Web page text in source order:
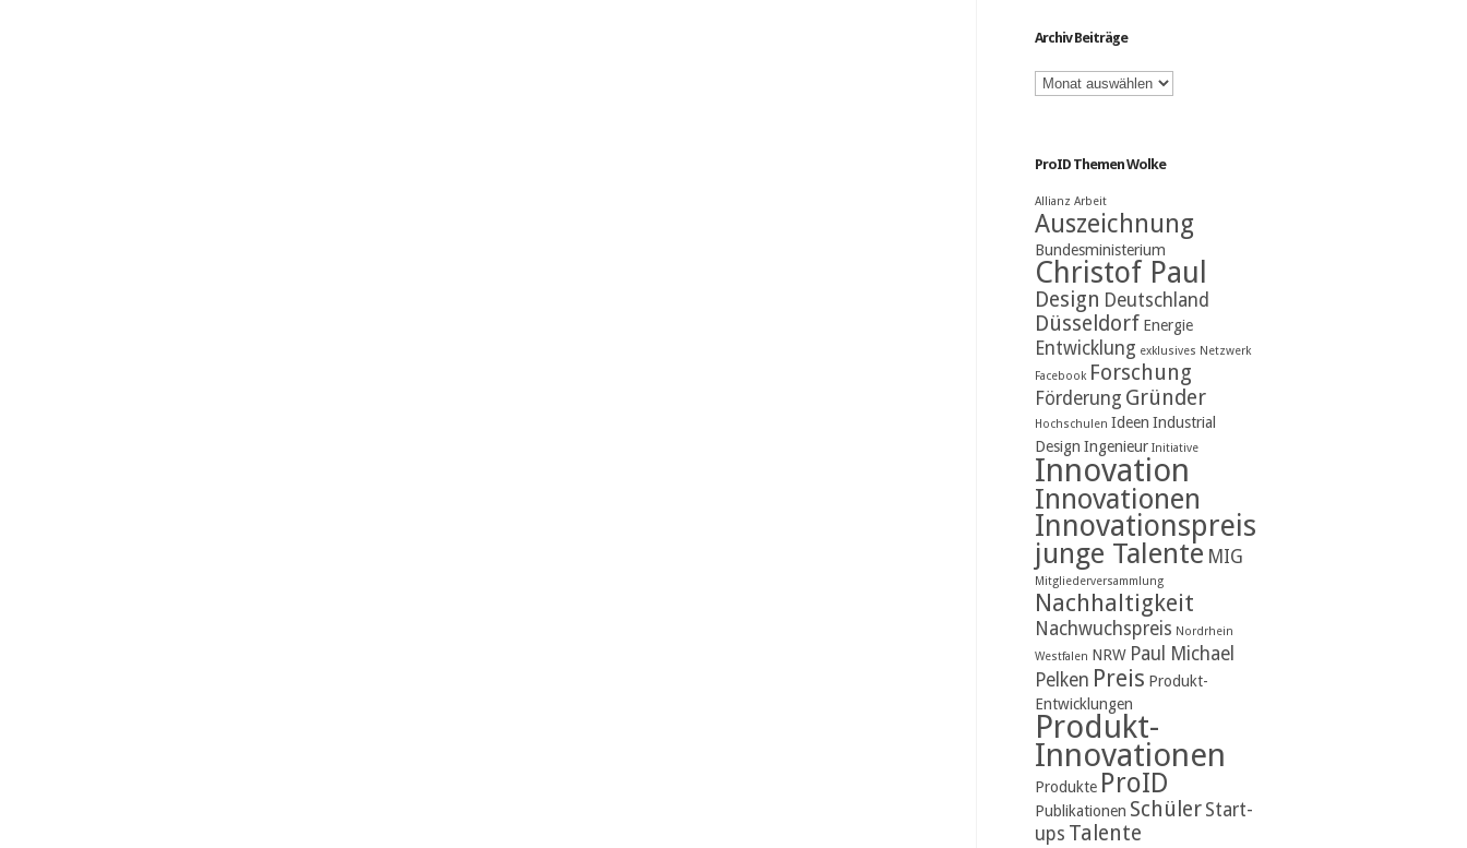
Archiv Beiträge
Archiv
Beiträge
ProID Themen Wolke
Allianz Arbeit
Auszeichnung
Bundesministerium
Christof Paul
Design Deutschland
Düsseldorf Energie
Entwicklung exklusives Netzwerk
Facebook Forschung
Förderung Gründer
Hochschulen Ideen Industrial
Design Ingenieur Initiative
Innovation
Innovationen
Innovationspreis
junge Talente MIG
Mitgliederversammlung
Nachhaltigkeit
Nachwuchspreis Nordrhein
Westfalen NRW Paul Michael
Pelken Preis Produkt-
Entwicklungen
Produkt-
Innovationen
Produkte ProID
Publikationen Schüler Start-
ups Talente